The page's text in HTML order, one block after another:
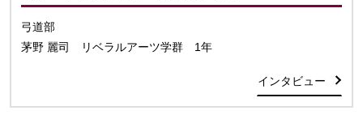
弓道部
茅野 麗司 リベラルアーツ学群 1年
インタビュー